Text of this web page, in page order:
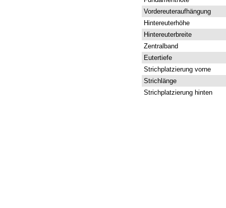
Vordereuteraufhängung
Hintereuterhöhe
Hintereuterbreite
Zentralband
Eutertiefe
Strichplatzierung vorne
Strichlänge
Strichplatzierung hinten